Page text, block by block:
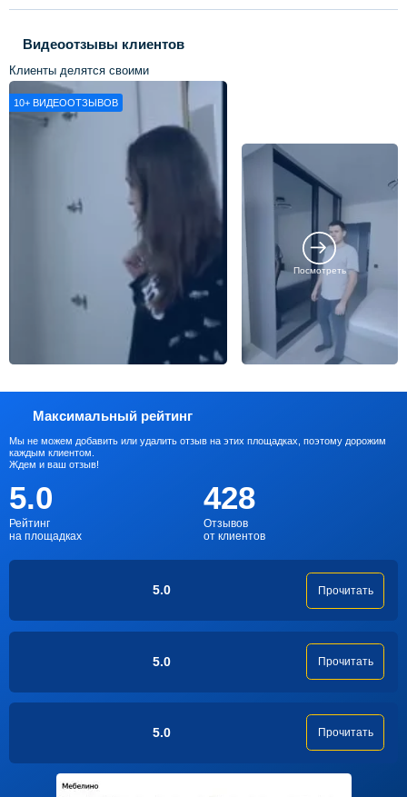
Видеоотзывы клиентов
Клиенты делятся своими
впечатлениями о нашей работе
10+ ВИДЕООТЗЫВОВ
Посмотреть
Максимальный рейтинг
Мы не можем добавить или удалить отзыв на этих площадках, поэтому дорожим
каждым клиентом.
Ждем и ваш отзыв!
5.0
Рейтинг
на площадках
428
Отзывов
от клиентов
5.0 Прочитать
5.0 Прочитать
5.0 Прочитать